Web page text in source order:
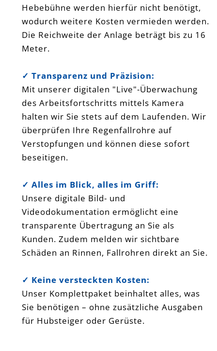
Hebebühne werden hierfür nicht benötigt,
wodurch weitere Kosten vermieden werden.
Die Reichweite der Anlage beträgt bis zu 16
Meter.
✓ Transparenz und Präzision:
Mit unserer digitalen "Live"-Überwachung
des Arbeitsfortschritts mittels Kamera
halten wir Sie stets auf dem Laufenden. Wir
überprüfen Ihre Regenfallrohre auf
Verstopfungen und können diese sofort
beseitigen.
✓ Alles im Blick, alles im Griff:
Unsere digitale Bild- und
Videodokumentation ermöglicht eine
transparente Übertragung an Sie als
Kunden. Zudem melden wir sichtbare
Schäden an Rinnen, Fallrohren direkt an Sie.
✓ Keine versteckten Kosten:
Unser Komplettpaket beinhaltet alles, was
Sie benötigen – ohne zusätzliche Ausgaben
für Hubsteiger oder Gerüste.